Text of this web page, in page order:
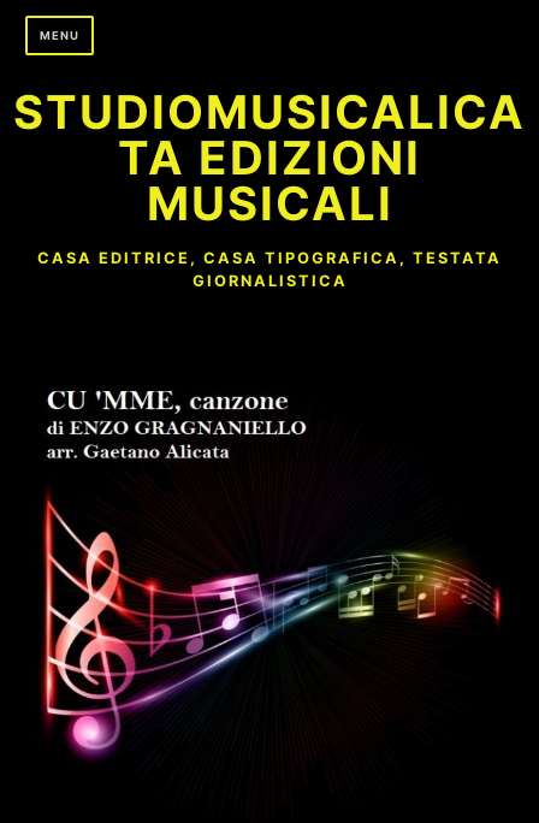
Skip
MENU
STUDIOMUSICALICA
TA EDIZIONI
MUSICALI
CASA EDITRICE, CASA TIPOGRAFICA, TESTATA
GIORNALISTICA